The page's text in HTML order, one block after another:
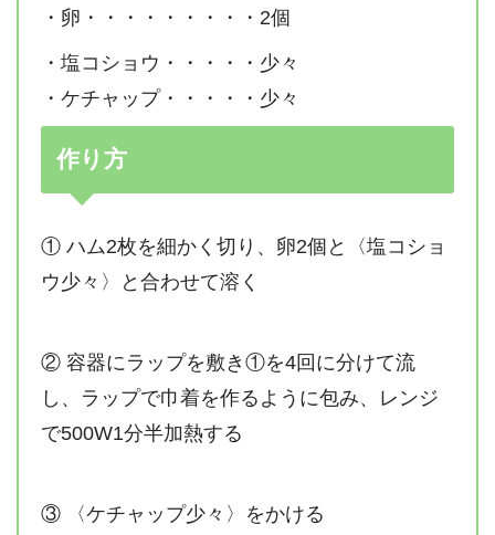
・卵・・・・・・・・・2個
・塩コショウ・・・・・少々
・ケチャップ・・・・・少々
作り方
① ハム2枚を細かく切り、卵2個と〈塩コショ
ウ少々〉と合わせて溶く
② 容器にラップを敷き①を4回に分けて流
し、ラップで巾着を作るように包み、レンジ
で500W1分半加熱する
③ 〈ケチャップ少々〉をかける